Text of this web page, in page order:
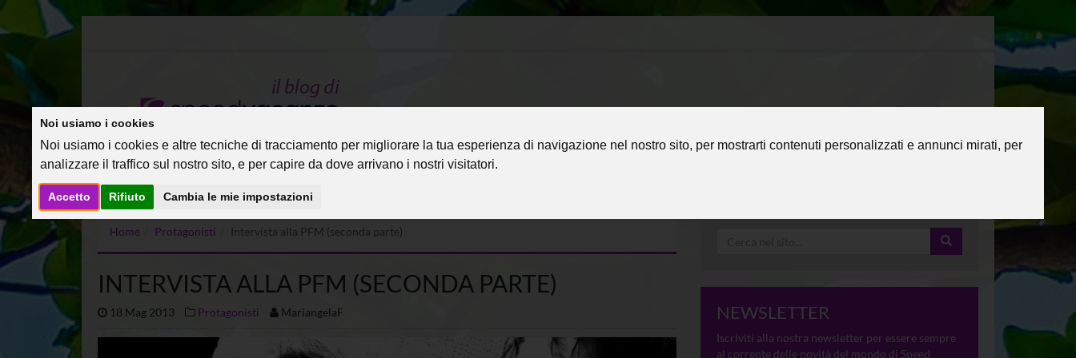
Noi usiamo i cookies
Noi usiamo i cookies e altre tecniche di tracciamento per migliorare la tua esperienza di navigazione nel nostro sito, per mostrarti contenuti personalizzati e annunci mirati, per
analizzare il traffico sul nostro sito, e per capire da dove arrivano i nostri visitatori.
Accetto Rifiuto Cambia le mie impostazioni
Home Protagonisti Intervista alla PFM (seconda parte)
INTERVISTA ALLA PFM (SECONDA PARTE)
18 Mag 2013 Protagonisti MariangelaF NEWSLETTER
Iscriviti alla nostra newsletter per essere sempre
al corrente delle novità del mondo di Speed